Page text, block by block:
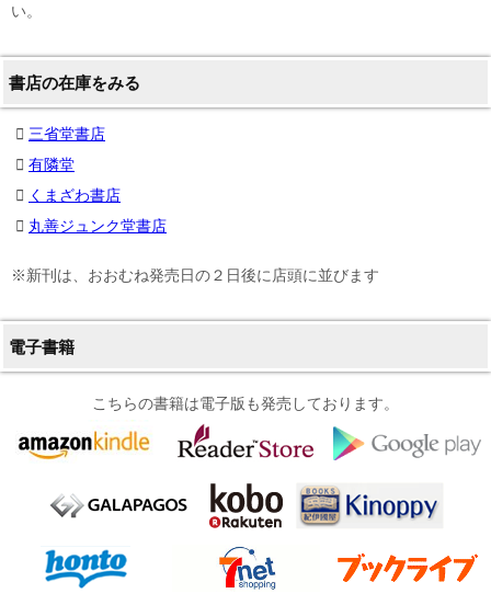
い。
書店の在庫をみる
三省堂書店
有隣堂
くまざわ書店
丸善ジュンク堂書店
※新刊は、おおむね発売日の２日後に店頭に並びます
電子書籍
こちらの書籍は電子版も発売しております。